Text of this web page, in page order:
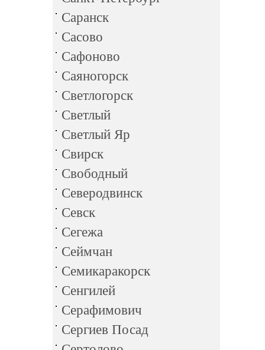
Саранск
Сасово
Сафоново
Саяногорск
Светлогорск
Светлый
Светлый Яр
Свирск
Свободный
Северодвинск
Севск
Сегежа
Сеймчан
Семикаракорск
Сенгилей
Серафимович
Сергиев Посад